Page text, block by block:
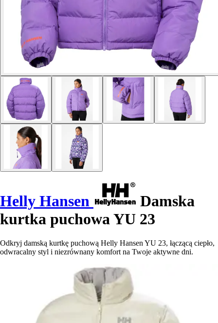
Helly Hansen
Damska
kurtka puchowa YU 23
Odkryj damską kurtkę puchową Helly Hansen YU 23, łączącą ciepło,
odwracalny styl i niezrównany komfort na Twoje aktywne dni.